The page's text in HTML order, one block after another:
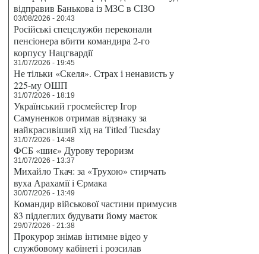
відправив Банькова із МЗС в СІЗО
03/08/2026 - 20:43
Російські спецслужби переконали
пенсіонера вбити командира 2-го
корпусу Нацгвардії
31/07/2026 - 19:45
Не тільки «Скеля». Страх і ненависть у
225-му ОШП
31/07/2026 - 18:19
Український гросмейстер Ігор
Самуненков отримав відзнаку за
найкрасивіший хід на Titled Tuesday
31/07/2026 - 14:48
ФСБ «шиє» Дурову тероризм
31/07/2026 - 13:37
Михайло Ткач: за «Трухою» стирчать
вуха Арахамії і Єрмака
30/07/2026 - 13:49
Командир військової частини примусив
83 підлеглих будувати йому маєток
29/07/2026 - 21:38
Прокурор знімав інтимне відео у
службовому кабінеті і розсилав